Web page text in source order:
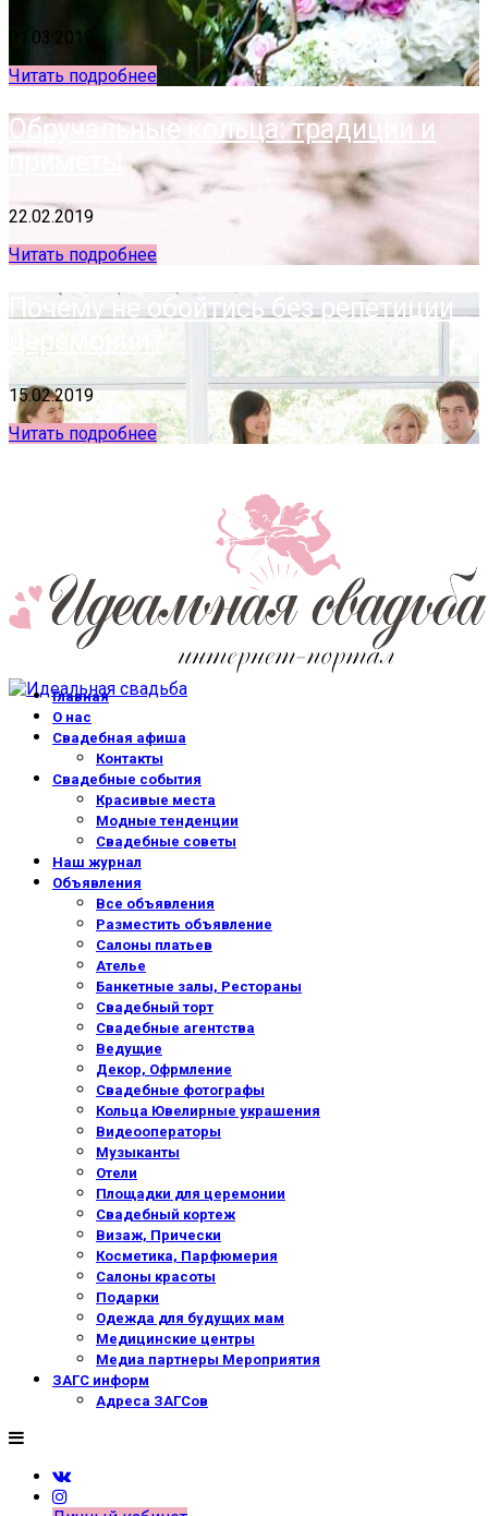
01.03.2019
Читать подробнее
Обручальные кольца: традиции и
приметы
22.02.2019
Читать подробнее
Почему не обойтись без репетиции
церемонии?
15.02.2019
Читать подробнее
Главная
О нас
Свадебная афиша
Контакты
Свадебные события
Красивые места
Модные тенденции
Свадебные советы
Наш журнал
Объявления
Все объявления
Разместить объявление
Салоны платьев
Ателье
Банкетные залы, Рестораны
Свадебный торт
Свадебные агентства
Ведущие
Декор, Офрмление
Свадебные фотографы
Кольца Ювелирные украшения
Видеооператоры
Музыканты
Отели
Площадки для церемонии
Свадебный кортеж
Визаж, Прически
Косметика, Парфюмерия
Салоны красоты
Подарки
Одежда для будущих мам
Медицинские центры
Медиа партнеры Мероприятия
ЗАГС информ
Адреса ЗАГСов